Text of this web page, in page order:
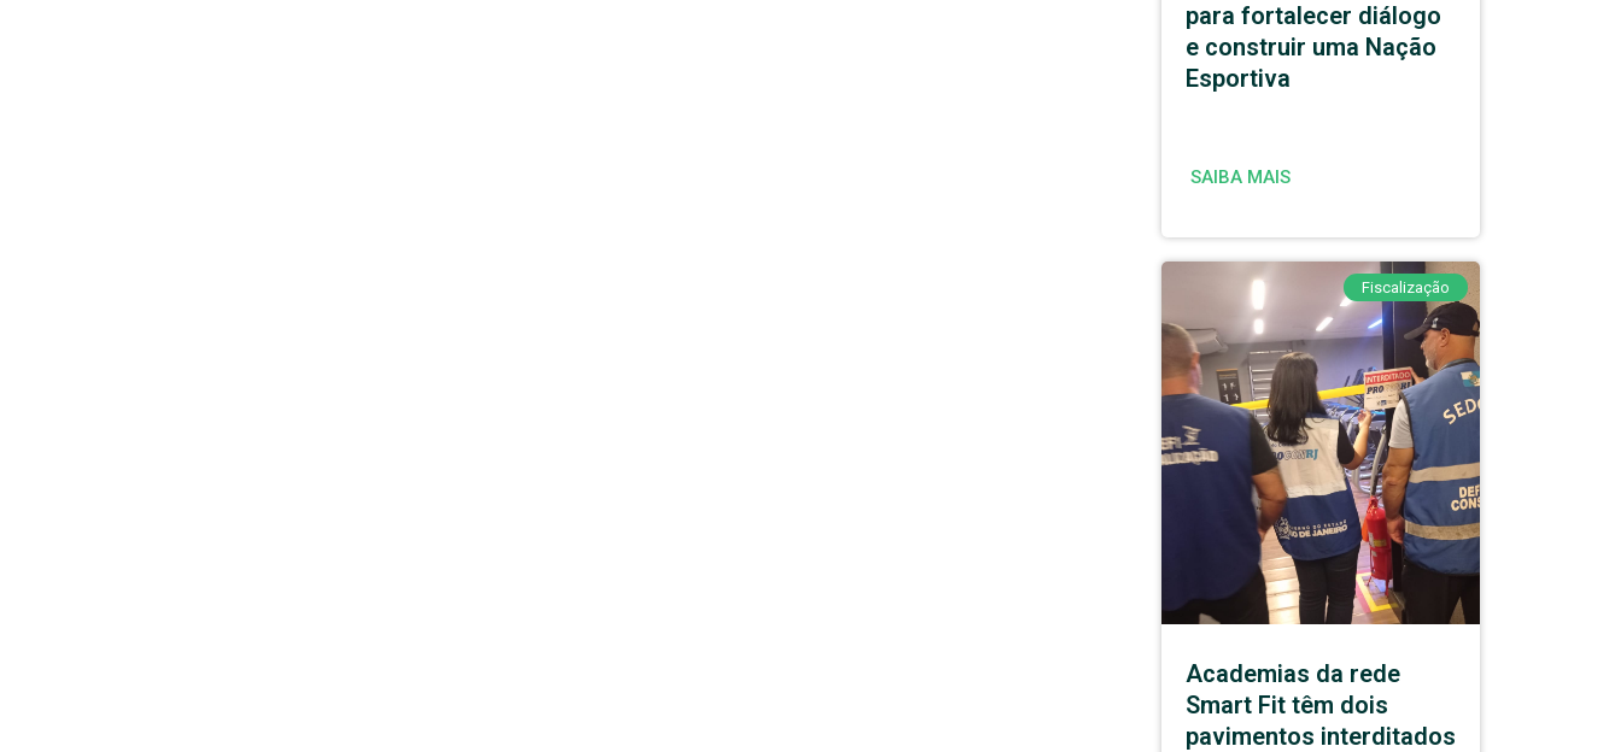
para fortalecer diálogo
e construir uma Nação
Esportiva
SAIBA MAIS
Fiscalização
Academias da rede
Smart Fit têm dois
pavimentos interditados